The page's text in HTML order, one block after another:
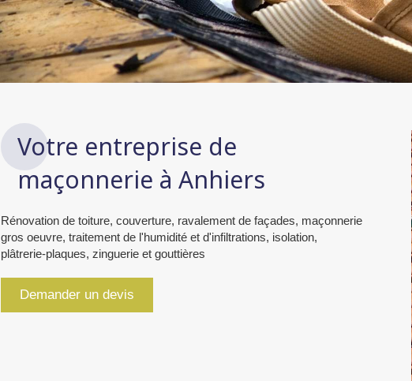
Votre entreprise de
maçonnerie à Anhiers
Rénovation de toiture, couverture, ravalement de façades, maçonnerie
gros oeuvre, traitement de l'humidité et d'infiltrations, isolation,
plâtrerie-plaques, zinguerie et gouttières
Demander un devis